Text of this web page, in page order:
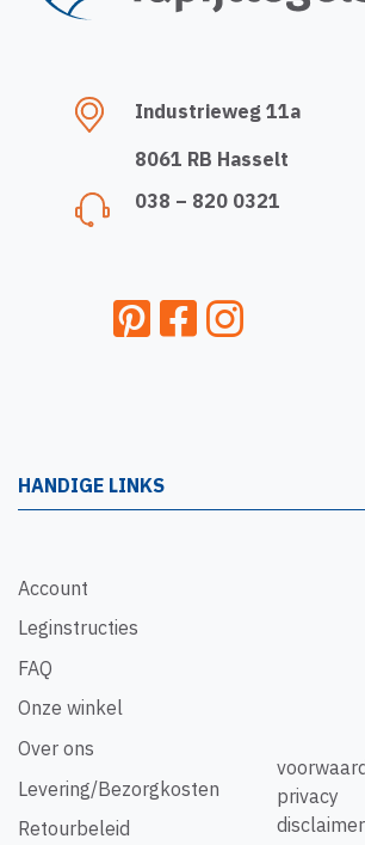
Industrieweg 11a
8061 RB Hasselt
038 – 820 0321
HANDIGE LINKS
Account
Leginstructies
FAQ
Onze winkel
Over ons
Levering/Bezorgkosten
Retourbeleid
privacy
disclaimer